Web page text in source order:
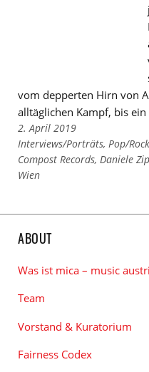
vom depperten Hirn von
alltäglichen Kampf, bis
2. April 2019
Links
zu
den
Interviews/Porträts, Pop/
Links
zu
Compost Records, Daniele
Wien
ABOUT
Was ist mica – music
Team
Vorstand & Kuratorium
Fairness Codex